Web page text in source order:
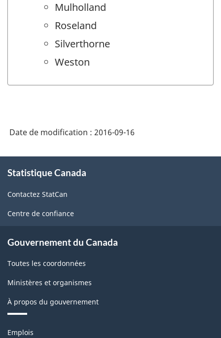
Mulholland
Roseland
Silverthorne
Weston
Date de modification : 2016-09-16
propos
ce
site
Statistique Canada
Contactez StatCan
Centre de confiance
Gouvernement du Canada
Toutes les coordonnées
Ministères et organismes
À propos du gouvernement
Thèmes
Emplois